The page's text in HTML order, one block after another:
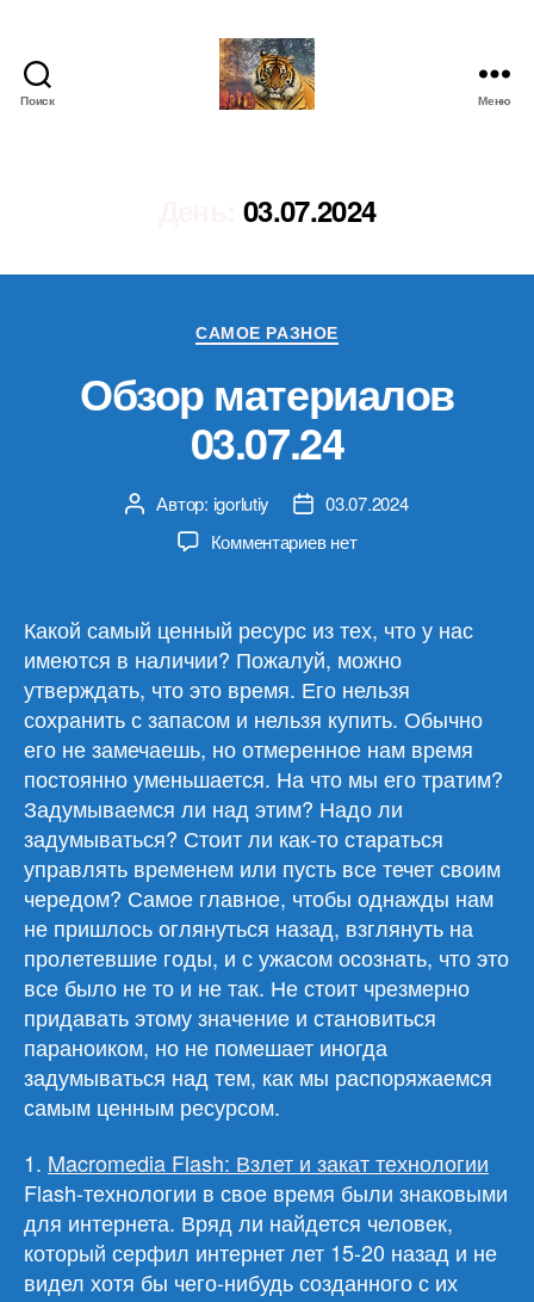
Поиск Меню
03.07.2024
Рубрики
САМОЕ РАЗНОЕ
Обзор материалов
03.07.24
Автор
записи
Автор: igorlutiy
Дата03.07.2024
Комментариевк
03.07.24
нет
Какой самый ценный ресурс из тех, что у нас
имеются в наличии? Пожалуй, можно
утверждать, что это время. Его нельзя
сохранить с запасом и нельзя купить. Обычно
его не замечаешь, но отмеренное нам время
постоянно уменьшается. На что мы его тратим?
Задумываемся ли над этим? Надо ли
задумываться? Стоит ли как-то стараться
управлять временем или пусть все течет своим
чередом? Самое главное, чтобы однажды нам
не пришлось оглянуться назад, взглянуть на
пролетевшие годы, и с ужасом осознать, что это
все было не то и не так. Не стоит чрезмерно
придавать этому значение и становиться
параноиком, но не помешает иногда
задумываться над тем, как мы распоряжаемся
самым ценным ресурсом.
1. Macromedia Flash: Взлет и закат технологии
Flash-технологии в свое время были знаковыми
для интернета. Вряд ли найдется человек,
который серфил интернет лет 15-20 назад и не
видел хотя бы чего-нибудь созданного с их